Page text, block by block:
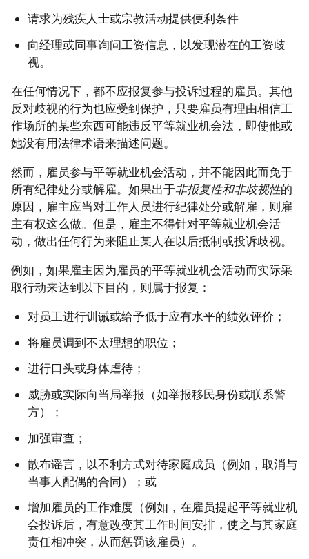
请求为残疾人士或宗教活动提供便利条件
向经理或同事询问工资信息，以发现潜在的工资歧
视。
在任何情况下，都不应报复参与投诉过程的雇员。其他
反对歧视的行为也应受到保护，只要雇员有理由相信工
作场所的某些东西可能违反平等就业机会法，即使他或
她没有用法律术语来描述问题。
然而，雇员参与平等就业机会活动，并不能因此而免于
所有纪律处分或解雇。如果出于非报复性和非歧视性的
原因，雇主应当对工作人员进行纪律处分或解雇，则雇
主有权这么做。但是，雇主不得针对平等就业机会活
动，做出任何行为来阻止某人在以后抵制或投诉歧视。
例如，如果雇主因为雇员的平等就业机会活动而实际采
取行动来达到以下目的，则属于报复：
对员工进行训诫或给予低于应有水平的绩效评价；
将雇员调到不太理想的职位；
进行口头或身体虐待；
威胁或实际向当局举报（如举报移民身份或联系警
方）；
加强审查；
散布谣言，以不利方式对待家庭成员（例如，取消与
当事人配偶的合同）；或
增加雇员的工作难度（例如，在雇员提起平等就业机
会投诉后，有意改变其工作时间安排，使之与其家庭
责任相冲突，从而惩罚该雇员）。